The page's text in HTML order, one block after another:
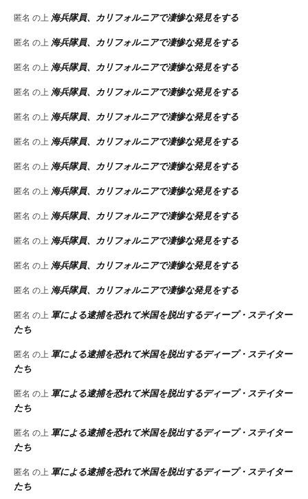
匿名 の上 海兵隊員、カリフォルニアで凄惨な発見をする
匿名 の上 海兵隊員、カリフォルニアで凄惨な発見をする
匿名 の上 海兵隊員、カリフォルニアで凄惨な発見をする
匿名 の上 海兵隊員、カリフォルニアで凄惨な発見をする
匿名 の上 海兵隊員、カリフォルニアで凄惨な発見をする
匿名 の上 海兵隊員、カリフォルニアで凄惨な発見をする
匿名 の上 海兵隊員、カリフォルニアで凄惨な発見をする
匿名 の上 海兵隊員、カリフォルニアで凄惨な発見をする
匿名 の上 海兵隊員、カリフォルニアで凄惨な発見をする
匿名 の上 海兵隊員、カリフォルニアで凄惨な発見をする
匿名 の上 海兵隊員、カリフォルニアで凄惨な発見をする
匿名 の上 海兵隊員、カリフォルニアで凄惨な発見をする
匿名 の上 軍による逮捕を恐れて米国を脱出するディープ・ステイター
たち
匿名 の上 軍による逮捕を恐れて米国を脱出するディープ・ステイター
たち
匿名 の上 軍による逮捕を恐れて米国を脱出するディープ・ステイター
たち
匿名 の上 軍による逮捕を恐れて米国を脱出するディープ・ステイター
たち
匿名 の上 軍による逮捕を恐れて米国を脱出するディープ・ステイター
たち